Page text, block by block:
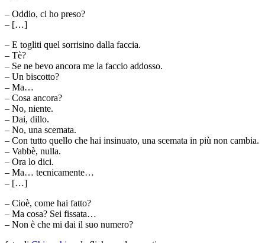
– Oddio, ci ho preso?
– […]
– E togliti quel sorrisino dalla faccia.
– Tè?
– Se ne bevo ancora me la faccio addosso.
– Un biscotto?
– Ma…
– Cosa ancora?
– No, niente.
– Dai, dillo.
– No, una scemata.
– Con tutto quello che hai insinuato, una scemata in più non cambia.
– Vabbè, nulla.
– Ora lo dici.
– Ma… tecnicamente…
– […]
– Cioè, come hai fatto?
– Ma cosa? Sei fissata…
– Non è che mi dai il suo numero?